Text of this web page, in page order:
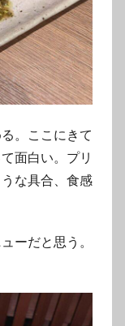
。ここにきて
面白い。プリ
な具合、食感
ーだと思う。